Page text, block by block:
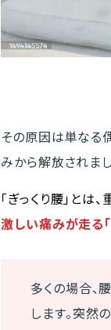
その原因は単なる
みから解放されまし
「ぎっくり腰」と
激しい痛みが走る
多くの場合、
します。突然